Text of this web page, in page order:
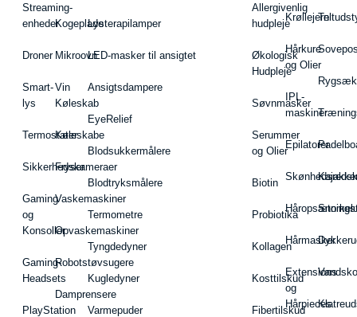
Streaming-
enheder
Droner
Smart-
lys
Termostater
Sikkerhedskameraer
Gaming
og
Konsoller
Gaming-
Headsets
PlayStation
Kogeplade
Mikroovn
Vin
Køleskab
Køleskabe
Fryser
Vaskemaskiner
Opvaskemaskiner
Robotstøvsugere
Damprensere
Lysterapilamper
LED-masker til ansigtet
Ansigtsdampere
EyeRelief
Blodsukkermålere
Blodtryksmålere
Termometre
Tyngdedyner
Kugledyner
Varmepuder
Allergivenlig
hudpleje
Økologisk
Hudpleje
Søvnmasker
Serummer
og Olier
Biotin
Probiotika
Kollagen
Kosttilskud
Fibertilskud
Krøllejern
Hårkure
og Olier
IPL-
maskiner
Epilatorer
Hårmasker
Extensions
og
Hårpieces
Vandsko